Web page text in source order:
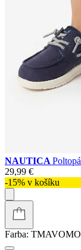
NAUTICA
29,99 €
-15% v košíku
Farba: